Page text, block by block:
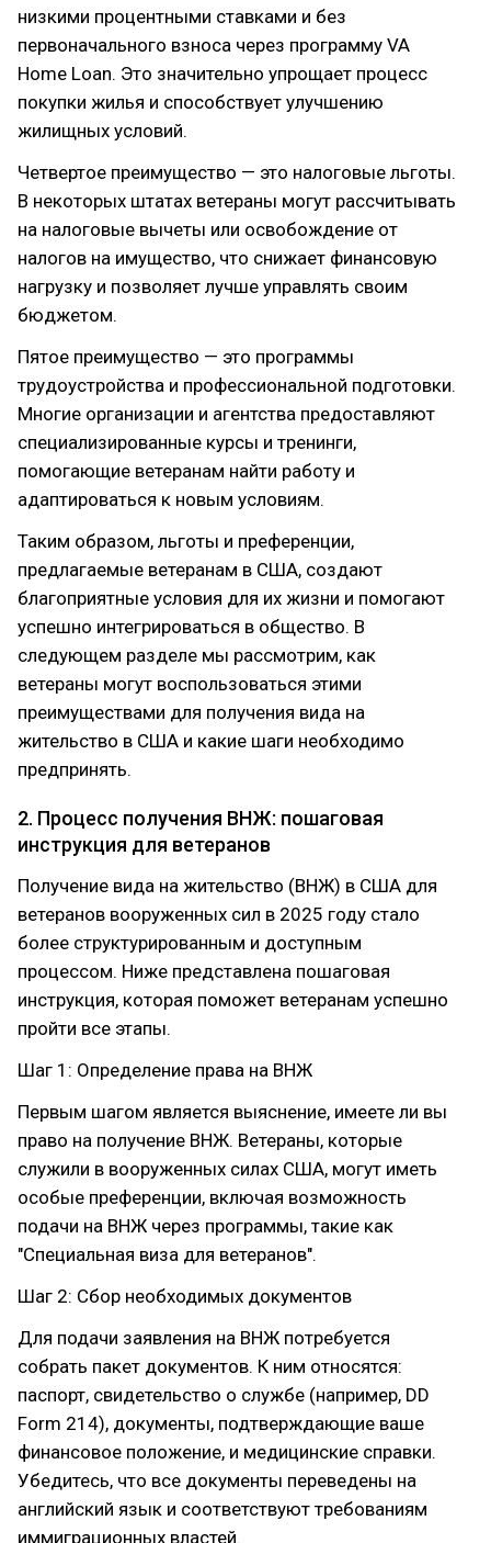
низкими процентными ставками и без
первоначального взноса через программу VA
Home Loan. Это значительно упрощает процесс
покупки жилья и способствует улучшению
жилищных условий.
Четвертое преимущество — это налоговые льготы.
В некоторых штатах ветераны могут рассчитывать
на налоговые вычеты или освобождение от
налогов на имущество, что снижает финансовую
нагрузку и позволяет лучше управлять своим
бюджетом.
Пятое преимущество — это программы
трудоустройства и профессиональной подготовки.
Многие организации и агентства предоставляют
специализированные курсы и тренинги,
помогающие ветеранам найти работу и
адаптироваться к новым условиям.
Таким образом, льготы и преференции,
предлагаемые ветеранам в США, создают
благоприятные условия для их жизни и помогают
успешно интегрироваться в общество. В
следующем разделе мы рассмотрим, как
ветераны могут воспользоваться этими
преимуществами для получения вида на
жительство в США и какие шаги необходимо
предпринять.
2. Процесс получения ВНЖ: пошаговая
инструкция для ветеранов
Получение вида на жительство (ВНЖ) в США для
ветеранов вооруженных сил в 2025 году стало
более структурированным и доступным
процессом. Ниже представлена пошаговая
инструкция, которая поможет ветеранам успешно
пройти все этапы.
Шаг 1: Определение права на ВНЖ
Первым шагом является выяснение, имеете ли вы
право на получение ВНЖ. Ветераны, которые
служили в вооруженных силах США, могут иметь
особые преференции, включая возможность
подачи на ВНЖ через программы, такие как
"Специальная виза для ветеранов".
Шаг 2: Сбор необходимых документов
Для подачи заявления на ВНЖ потребуется
собрать пакет документов. К ним относятся:
паспорт, свидетельство о службе (например, DD
Form 214), документы, подтверждающие ваше
финансовое положение, и медицинские справки.
Убедитесь, что все документы переведены на
английский язык и соответствуют требованиям
иммиграционных властей.